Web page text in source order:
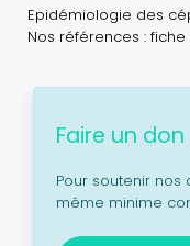
Epidémiologie des
Nos références :
Faire un don
Pour soutenir
même minime